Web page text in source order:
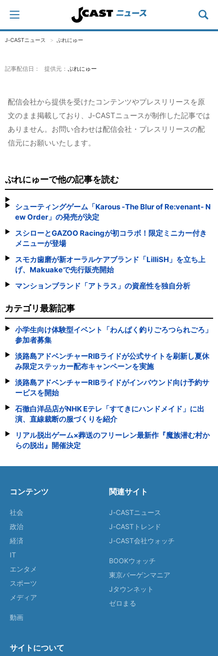
J-CASTニュース ぷれにゅー
記事配信日： 提供元： ぷれにゅー
配信会社から提供を受けたコンテンツやプレスリリースを原
文のまま掲載しており、J-CASTニュースが制作した記事では
ありません。お問い合わせは配信会社・プレスリリースの配
信元にお願いいたします。
ぷれにゅーで他の記事を読む
シューティングゲーム「Karous -The Blur of Re:venant- N
ew Order」の発売が決定
スシローとGAZOO Racingが初コラボ！限定ミニカー付き
メニューが登場
スモカ歯磨が新オーラルケアブランド「LilliSH」を立ち上
げ、Makuakeで先行販売開始
マンションブランド「アトラス」の資産性を独自分析
カテゴリ最新記事
小学生向け体験型イベント「わんぱく釣りごろつられごろ」
参加者募集
淡路島アドベンチャーRIBライドが公式サイトを刷新し夏休
み限定ステッカー配布キャンペーンを実施
淡路島アドベンチャーRIBライドがインバウンド向け予約サ
ービスを開始
石徹白洋品店がNHK Eテレ「すてきにハンドメイド」に出
演、直線裁断の服づくりを紹介
リアル脱出ゲーム×葬送のフリーレン最新作『魔族潜む村か
らの脱出』開催決定
コンテンツ
社会
政治
経済
IT
エンタメ
スポーツ
メディア
動画
関連サイト
J-CASTニュース
J-CASTトレンド
J-CAST会社ウォッチ
BOOKウォッチ
東京バーゲンマニア
Jタウンネット
ゼロまる
サイトについて